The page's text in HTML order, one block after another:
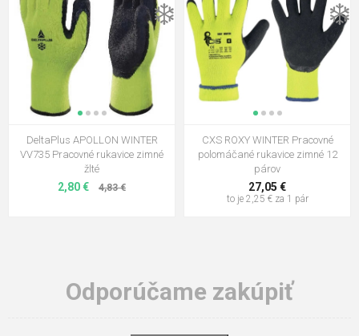
❄️
DeltaPlus APOLLON WINTER
VV735 Pracovné rukavice zimné
žlté
2,80 € 4,83 €
❄️
CXS ROXY WINTER Pracovné
polomáčané rukavice zimné 12
párov
27,05 €
to je 2,25 € za 1 pár
Odporúčame zakúpiť